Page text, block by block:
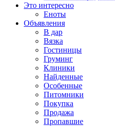
Это интересно
Еноты
Объявления
В дар
Вязка
Гостиницы
Груминг
Клиники
Найденные
Особенные
Питомники
Покупка
Продажа
Пропавшие